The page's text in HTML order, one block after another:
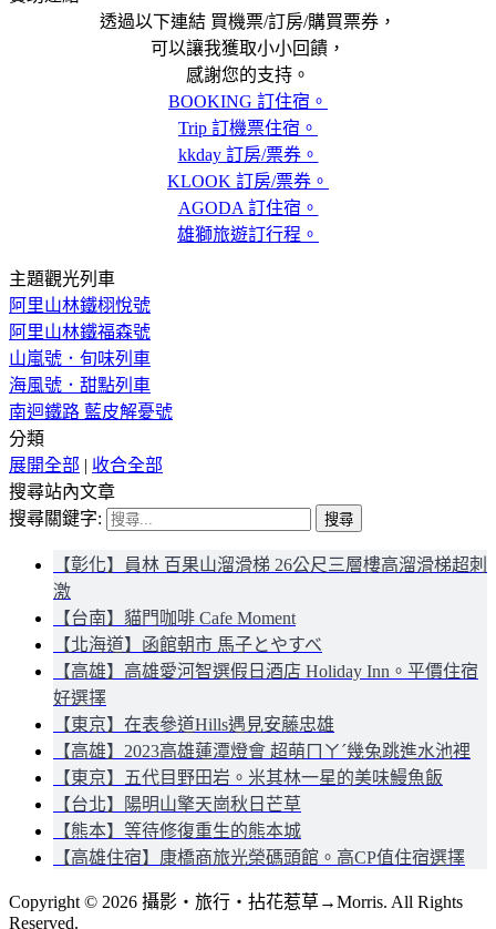
透過以下連結 買機票/訂房/購買票券，
可以讓我獲取小小回饋，
感謝您的支持。
BOOKING 訂住宿。
Trip 訂機票住宿。
kkday 訂房/票券。
KLOOK 訂房/票券。
AGODA 訂住宿。
雄獅旅遊訂行程。
主題觀光列車
阿里山林鐵栩悅號
阿里山林鐵福森號
山嵐號．旬味列車
海風號．甜點列車
南迴鐵路 藍皮解憂號
分類
展開全部 | 收合全部
搜尋站內文章
搜尋關鍵字:
【彰化】員林 百果山溜滑梯 26公尺三層樓高溜滑梯超刺
激
【台南】貓門咖啡 Cafe Moment
【北海道】函館朝市 馬子とやすべ
【高雄】高雄愛河智選假日酒店 Holiday Inn。平價住宿
好選擇
【東京】在表參道Hills遇見安藤忠雄
【高雄】2023高雄蓮潭燈會 超萌ㄇㄚˊ幾兔跳進水池裡
【東京】五代目野田岩。米其林一星的美味鰻魚飯
【台北】陽明山擎天崗秋日芒草
【熊本】等待修復重生的熊本城
【高雄住宿】康橋商旅光榮碼頭館。高CP值住宿選擇
Copyright © 2026 攝影‧旅行‧拈花惹草→Morris. All Rights
Reserved.